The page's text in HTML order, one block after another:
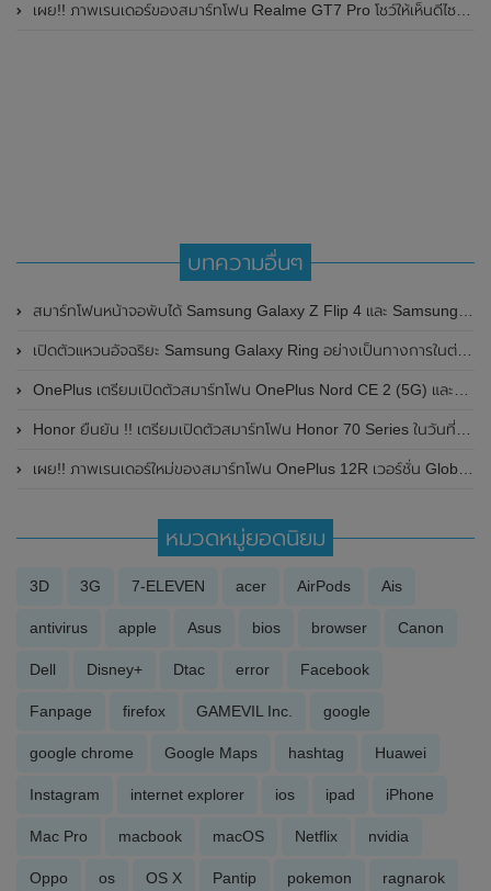
เผย!! ภาพเรนเดอร์ของสมาร์ทโฟน Realme GT7 Pro โชว์ให้เห็นดีไซน์ใหม่ พร้อมเผยรายละเอียดสเปกที่สำคัญบางส่วน
บทความอื่นๆ
สมาร์ทโฟนหน้าจอพับได้ Samsung Galaxy Z Flip 4 และ Samsung Galaxy Z Fold 4 ได้ผ่านการรับรองจาก กสทช.ประเทศไทยแล้ว
เปิดตัวแหวนอัจฉริยะ Samsung Galaxy Ring อย่างเป็นทางการในต่างประเทศ
OnePlus เตรียมเปิดตัวสมาร์ทโฟน OnePlus Nord CE 2 (5G) และสมาร์ททีวีใหม่ 2 รุ่นที่ประเทศอินเดียในวันที่ 17 กุมภาพันธ์ 2022 นี้
Honor ยืนยัน !! เตรียมเปิดตัวสมาร์ทโฟน Honor 70 Series ในวันที่ 30 พฤษภาคม 2022 นี้ พร้อมเผยภาพตัวเครื่องจริง
เผย!! ภาพเรนเดอร์ใหม่ของสมาร์ทโฟน OnePlus 12R เวอร์ชั่น Global ก่อนเปิดตัวในวันที่ 23 มกราคม 2024 นี้
หมวดหมู่ยอดนิยม
3D 3G 7-ELEVEN acer AirPods Ais
antivirus apple Asus bios browser Canon
Dell Disney+ Dtac error Facebook
Fanpage firefox GAMEVIL Inc. google
google chrome Google Maps hashtag Huawei
Instagram internet explorer ios ipad iPhone
Mac Pro macbook macOS Netflix nvidia
Oppo os OS X Pantip pokemon ragnarok